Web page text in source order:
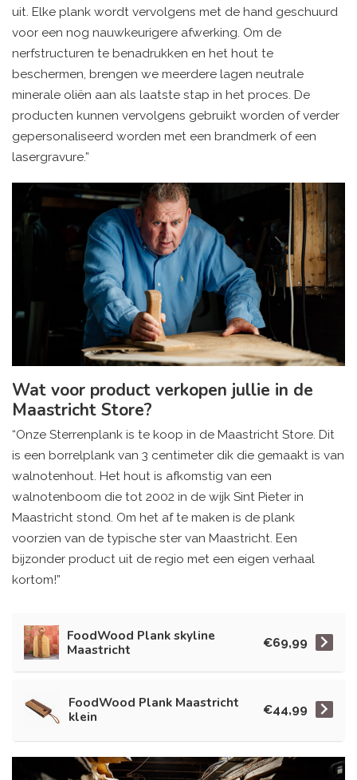
uit. Elke plank wordt vervolgens met de hand geschuurd
voor een nog nauwkeurigere afwerking. Om de
nerfstructuren te benadrukken en het hout te
beschermen, brengen we meerdere lagen neutrale
minerale oliën aan als laatste stap in het proces. De
producten kunnen vervolgens gebruikt worden of verder
gepersonaliseerd worden met een brandmerk of een
lasergravure.”
Wat voor product verkopen jullie in de
Maastricht Store?
“Onze Sterrenplank is te koop in de Maastricht Store. Dit
is een borrelplank van 3 centimeter dik die gemaakt is van
walnotenhout. Het hout is afkomstig van een
walnotenboom die tot 2002 in de wijk Sint Pieter in
Maastricht stond. Om het af te maken is de plank
voorzien van de typische ster van Maastricht. Een
bijzonder product uit de regio met een eigen verhaal
kortom!”
FoodWood Plank skyline
Maastricht
€69,99
FoodWood Plank Maastricht
klein
€44,99